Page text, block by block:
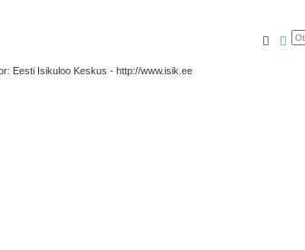
Eesti Isikuloo Keskus - http://www.isik.ee
Otsi